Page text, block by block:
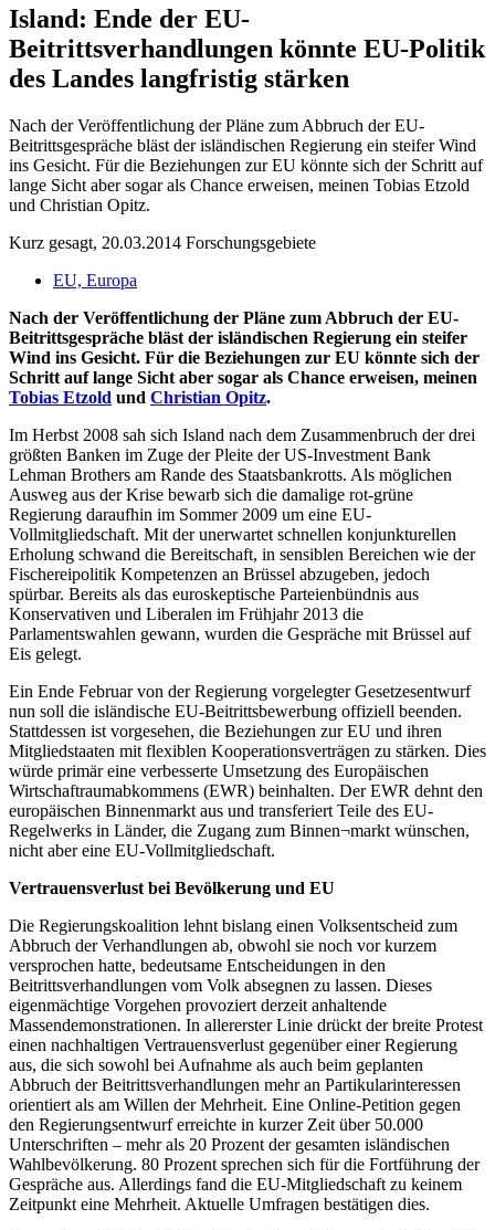
Island: Ende der EU-
Beitrittsverhandlungen könnte EU-Politik
des Landes langfristig stärken
Nach der Veröffentlichung der Pläne zum Abbruch der EU-
Beitrittsgespräche bläst der isländischen Regierung ein steifer Wind
ins Gesicht. Für die Beziehungen zur EU könnte sich der Schritt auf
lange Sicht aber sogar als Chance erweisen, meinen Tobias Etzold
und Christian Opitz.
Kurz gesagt, 20.03.2014 Forschungsgebiete
EU, Europa
Nach der Veröffentlichung der Pläne zum Abbruch der EU-
Beitrittsgespräche bläst der isländischen Regierung ein steifer
Wind ins Gesicht. Für die Beziehungen zur EU könnte sich der
Schritt auf lange Sicht aber sogar als Chance erweisen, meinen
Tobias Etzold und Christian Opitz.
Im Herbst 2008 sah sich Island nach dem Zusammenbruch der drei
größten Banken im Zuge der Pleite der US-Investment Bank
Lehman Brothers am Rande des Staatsbankrotts. Als möglichen
Ausweg aus der Krise bewarb sich die damalige rot-grüne
Regierung daraufhin im Sommer 2009 um eine EU-
Vollmitgliedschaft. Mit der unerwartet schnellen konjunkturellen
Erholung schwand die Bereitschaft, in sensiblen Bereichen wie der
Fischereipolitik Kompetenzen an Brüssel abzugeben, jedoch
spürbar. Bereits als das euroskeptische Parteienbündnis aus
Konservativen und Liberalen im Frühjahr 2013 die
Parlamentswahlen gewann, wurden die Gespräche mit Brüssel auf
Eis gelegt.
Ein Ende Februar von der Regierung vorgelegter Gesetzesentwurf
nun soll die isländische EU-Beitrittsbewerbung offiziell beenden.
Stattdessen ist vorgesehen, die Beziehungen zur EU und ihren
Mitgliedstaaten mit flexiblen Kooperationsverträgen zu stärken. Dies
würde primär eine verbesserte Umsetzung des Europäischen
Wirtschaftraumabkommens (EWR) beinhalten. Der EWR dehnt den
europäischen Binnenmarkt aus und transferiert Teile des EU-
Regelwerks in Länder, die Zugang zum Binnen¬markt wünschen,
nicht aber eine EU-Vollmitgliedschaft.
Vertrauensverlust bei Bevölkerung und EU
Die Regierungskoalition lehnt bislang einen Volksentscheid zum
Abbruch der Verhandlungen ab, obwohl sie noch vor kurzem
versprochen hatte, bedeutsame Entscheidungen in den
Beitrittsverhandlungen vom Volk absegnen zu lassen. Dieses
eigenmächtige Vorgehen provoziert derzeit anhaltende
Massendemonstrationen. In allererster Linie drückt der breite Protest
einen nachhaltigen Vertrauensverlust gegenüber einer Regierung
aus, die sich sowohl bei Aufnahme als auch beim geplanten
Abbruch der Beitrittsverhandlungen mehr an Partikularinteressen
orientiert als am Willen der Mehrheit. Eine Online-Petition gegen
den Regierungsentwurf erreichte in kurzer Zeit über 50.000
Unterschriften – mehr als 20 Prozent der gesamten isländischen
Wahlbevölkerung. 80 Prozent sprechen sich für die Fortführung der
Gespräche aus. Allerdings fand die EU-Mitgliedschaft zu keinem
Zeitpunkt eine Mehrheit. Aktuelle Umfragen bestätigen dies.